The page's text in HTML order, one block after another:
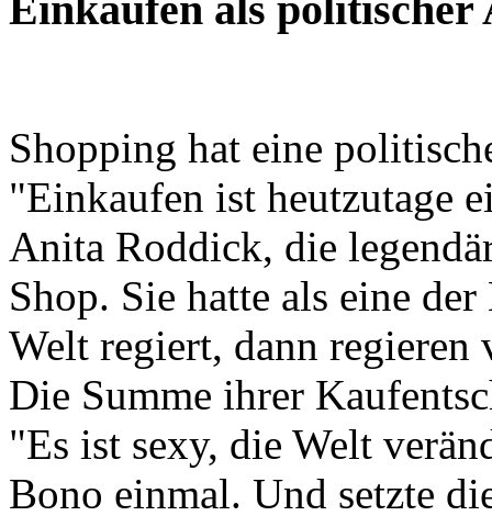
Shopping hat eine
"Einkaufen ist heutzutage
Anita Roddick, die
Shop. Sie hatte als eine
Welt regiert, dann regieren
Die Summe ihrer
"Es ist sexy, die Welt
Bono einmal. Und setzte